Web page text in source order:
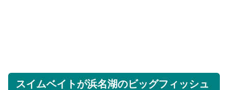
スイムベイトが浜名湖のビッグフィッシュ